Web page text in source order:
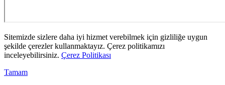
Sitemizde sizlere daha iyi hizmet verebilmek için gizliliğe uygun
şekilde çerezler kullanmaktayız. Çerez politikamızı
inceleyebilirsiniz. Çerez Politikası
Tamam